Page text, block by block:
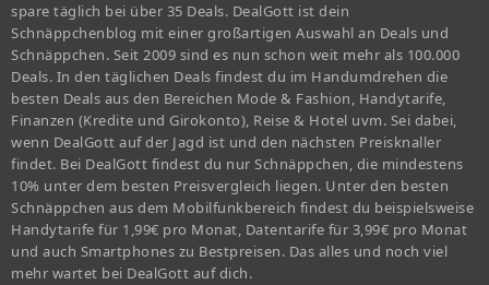
spare täglich bei über 35 Deals. DealGott ist dein
Schnäppchenblog mit einer großartigen Auswahl an Deals und
Schnäppchen. Seit 2009 sind es nun schon weit mehr als 100.000
Deals. In den täglichen Deals findest du im Handumdrehen die
besten Deals aus den Bereichen Mode & Fashion, Handytarife,
Finanzen (Kredite und Girokonto), Reise & Hotel uvm. Sei dabei,
wenn DealGott auf der Jagd ist und den nächsten Preisknaller
findet. Bei DealGott findest du nur Schnäppchen, die mindestens
10% unter dem besten Preisvergleich liegen. Unter den besten
Schnäppchen aus dem Mobilfunkbereich findest du beispielsweise
Handytarife für 1,99€ pro Monat, Datentarife für 3,99€ pro Monat
und auch Smartphones zu Bestpreisen. Das alles und noch viel
mehr wartet bei DealGott auf dich.